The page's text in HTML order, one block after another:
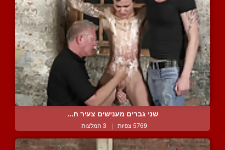
שני גברים מענישים צעיר ח...
5769 צפיות | 3 המלצות